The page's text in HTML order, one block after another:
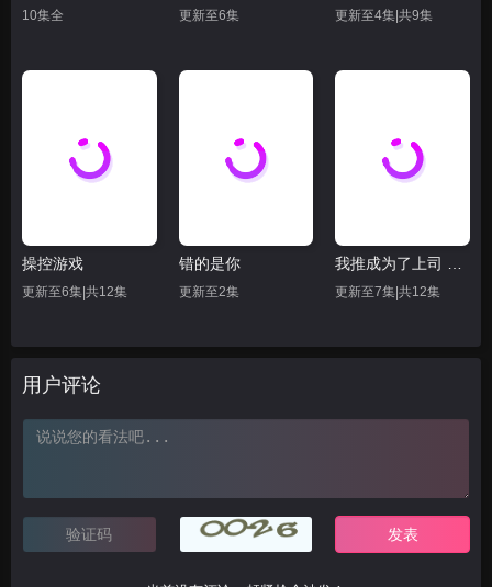
10集全 更新至6集 更新至4集|共9集
操控游戏
更新至6集|共12集
错的是你
更新至2集 更新至7集|共12集
用户评论